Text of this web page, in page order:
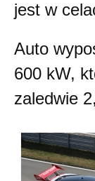
jest w
Auto
600 kW,
zaledwie